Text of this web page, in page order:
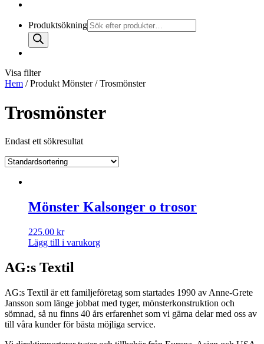
Produktsökning
Visa filter
Hem / Produkt Mönster / Trosmönster
Trosmönster
Endast ett sökresultat
Mönster Kalsonger o trosor
225.00 kr
Lägg till i varukorg
AG:s Textil
AG:s Textil är ett familjeföretag som startades 1990 av Anne-Grete
Jansson som länge jobbat med tyger, mönsterkonstruktion och
sömnad, så nu finns 40 års erfarenhet som vi gärna delar med oss av
till våra kunder för bästa möjliga service.